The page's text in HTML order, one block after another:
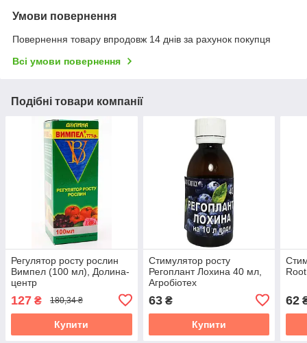
Умови повернення
Повернення товару впродовж 14 днів за рахунок покупця
Всі умови повернення
Подібні товари компанії
Регулятор росту рослин
Вимпел (100 мл), Долина-
центр
127 ₴ 180,34 ₴
Купити
Стимулятор росту
Регоплант Лохина 40 мл,
Агробіотех
63₴
Купити
62